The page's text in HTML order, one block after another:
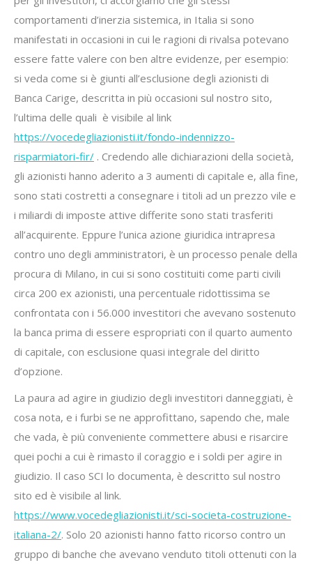
comportamenti d’inerzia sistemica, in Italia si sono
manifestati in occasioni in cui le ragioni di rivalsa potevano
essere fatte valere con ben altre evidenze, per esempio:
si veda come si è giunti all’esclusione degli azionisti di
Banca Carige, descritta in più occasioni sul nostro sito,
l’ultima delle quali è visibile al link
https://vocedegliazionisti.it/fondo-indennizzo-
risparmiatori-fir/ . Credendo alle dichiarazioni della società,
gli azionisti hanno aderito a 3 aumenti di capitale e, alla fine,
sono stati costretti a consegnare i titoli ad un prezzo vile e
i miliardi di imposte attive differite sono stati trasferiti
all’acquirente. Eppure l’unica azione giuridica intrapresa
contro uno degli amministratori, è un processo penale della
procura di Milano, in cui si sono costituiti come parti civili
circa 200 ex azionisti, una percentuale ridottissima se
confrontata con i 56.000 investitori che avevano sostenuto
la banca prima di essere espropriati con il quarto aumento
di capitale, con esclusione quasi integrale del diritto
d’opzione.
La paura ad agire in giudizio degli investitori danneggiati, è
cosa nota, e i furbi se ne approfittano, sapendo che, male
che vada, è più conveniente commettere abusi e risarcire
quei pochi a cui è rimasto il coraggio e i soldi per agire in
giudizio. Il caso SCI lo documenta, è descritto sul nostro
sito ed è visibile al link.
https://www.vocedegliazionisti.it/sci-societa-costruzione-
italiana-2/. Solo 20 azionisti hanno fatto ricorso contro un
gruppo di banche che avevano venduto titoli ottenuti con la